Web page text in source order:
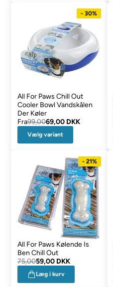
- 30%
All For Paws Chill Out
Cooler Bowl Vandskålen
Der Køler
Fra99,0069,00 DKK
Vælg variant
- 21%
All For Paws Kølende Is
Ben Chill Out
75,0059,00 DKK
Læg i kurv